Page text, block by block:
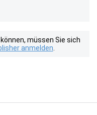
müssen Sie sich
anmelden